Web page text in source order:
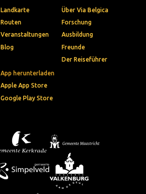
App herunterladen
Apple App Store
Google Play Store
Landkarte
Routen
Veranstaltungen
Blog
Über Via Belgica
Forschung
Ausbildung
Freunde
Der Reiseführer